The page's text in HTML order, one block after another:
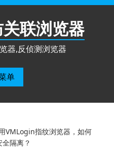
联浏览器
器,反侦测浏览器
单
VMLogin指纹浏览器，如何
隔离？